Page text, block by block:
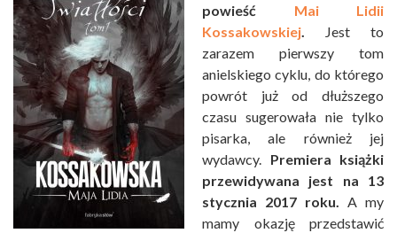
powieść Mai Lidii
Kossakowskiej. Jest to
zarazem pierwszy tom
anielskiego cyklu, do którego
powrót już od dłuższego
czasu sugerowała nie tylko
pisarka, ale również jej
wydawcy. Premiera książki
przewidywana jest na 13
stycznia 2017 roku. A my
mamy okazję przedstawić